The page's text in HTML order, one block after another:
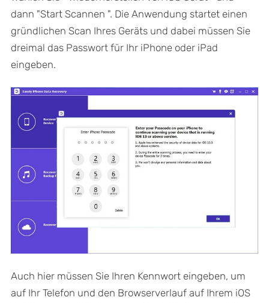
dann "Start Scannen ". Die Anwendung startet einen
gründlichen Scan Ihres Geräts und dabei müssen Sie
dreimal das Passwort für Ihr iPhone oder iPad
eingeben.
Auch hier müssen Sie Ihren Kennwort eingeben, um
auf Ihr Telefon und den Browserverlauf auf Ihrem iOS